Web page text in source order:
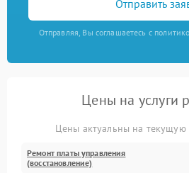
Отправить
Отправляя, Вы соглашаетесь с
Цены на услуги
Цены актуальны на текущую
Ремонт платы управления
(восстановление)